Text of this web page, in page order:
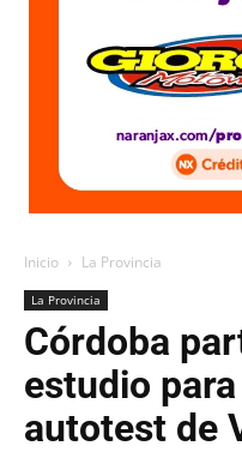
Inicio La Provincia
La Provincia
Córdoba
estudio
autotest de